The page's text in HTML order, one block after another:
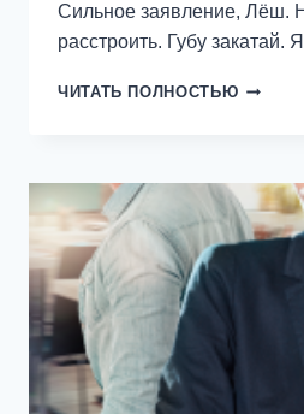
Сильное заявление, Лёш.
расстроить. Губу закатай.
ЧИТАТЬ ПОЛНОСТЬЮ НЕ
МОЕЙ